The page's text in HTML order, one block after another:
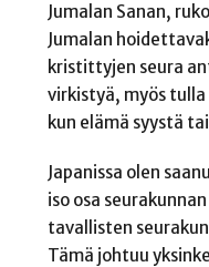
Jumalan Sanan,
Jumalan
kristittyjen seura
virkistyä, myös
kun elämä syystä
Japanissa olen
iso osa
tavallisten
Tämä johtuu